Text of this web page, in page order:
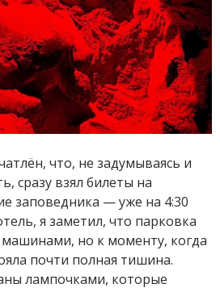
что, не задумываясь и
сразу взял билеты на
заповедника — уже на 4:30
я заметил, что парковка
но к моменту, когда
почти полная тишина.
лампочками, которые